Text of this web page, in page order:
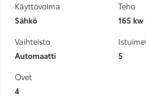
Käyttövoima
Sähkö
Teho
165 kw
Vaihteisto
Automaatti
5
Ovet
4